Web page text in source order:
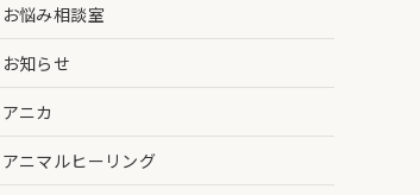
お悩み相談室
お知らせ
アニカ
アニマルヒーリング